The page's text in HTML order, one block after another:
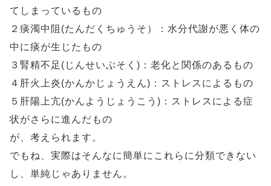
てしまっているもの
２痰濁中阻(たんだくちゅうそ）：水分代謝が悪く体の
中に痰が生じたもの
３腎精不足(じんせいぶそく)：老化と関係のあるもの
４肝火上炎(かんかじょうえん)：ストレスによるもの
５肝陽上亢(かんようじょうこう)：ストレスによる症
状がさらに進んだもの
が、考えられます。
でもね、実際はそんなに簡単にこれらに分類できない
し、単純じゃありません。